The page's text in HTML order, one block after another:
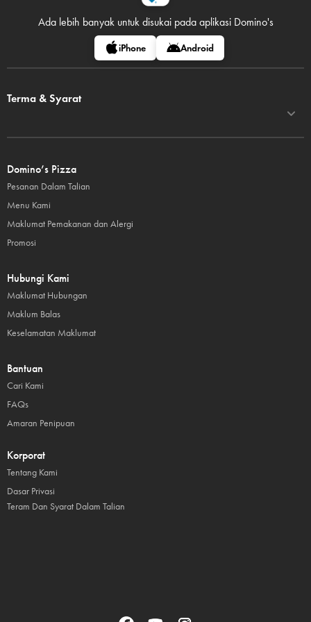
Ada lebih banyak untuk disukai pada aplikasi Domino's
iPhone Android
Terma & Syarat
Domino’s Pizza
Pesanan Dalam Talian
Menu Kami
Maklumat Pemakanan dan Alergi
Promosi
Hubungi Kami
Maklumat Hubungan
Maklum Balas
Keselamatan Maklumat
Bantuan
Cari Kami
FAQs
Amaran Penipuan
Korporat
Tentang Kami
Dasar Privasi
Teram Dan Syarat Dalam Talian